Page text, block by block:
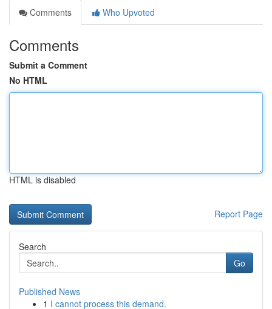
Comments
Who Upvoted
Comments
Submit a Comment
No HTML
HTML is disabled
Report Page
Search
Go
Published News
1 I cannot process this demand.